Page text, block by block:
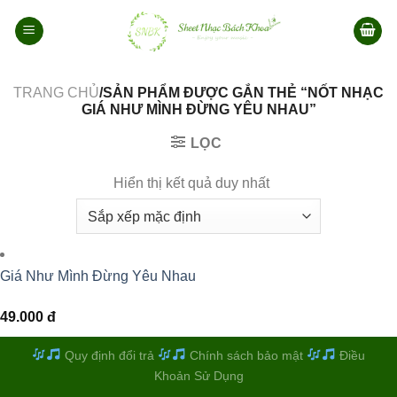
qua
TRANG CHỦ/SẢN PHẨM ĐƯỢC GẮN THẺ “NỐT NHẠC
GIÁ NHƯ MÌNH ĐỪNG YÊU NHAU”
LỌC
Hiển thị kết quả duy nhất
Giá Như Mình Đừng Yêu Nhau
49.000 đ
Quy định đổi trả Chính sách bảo mật
Điều
Khoản Sử Dụng